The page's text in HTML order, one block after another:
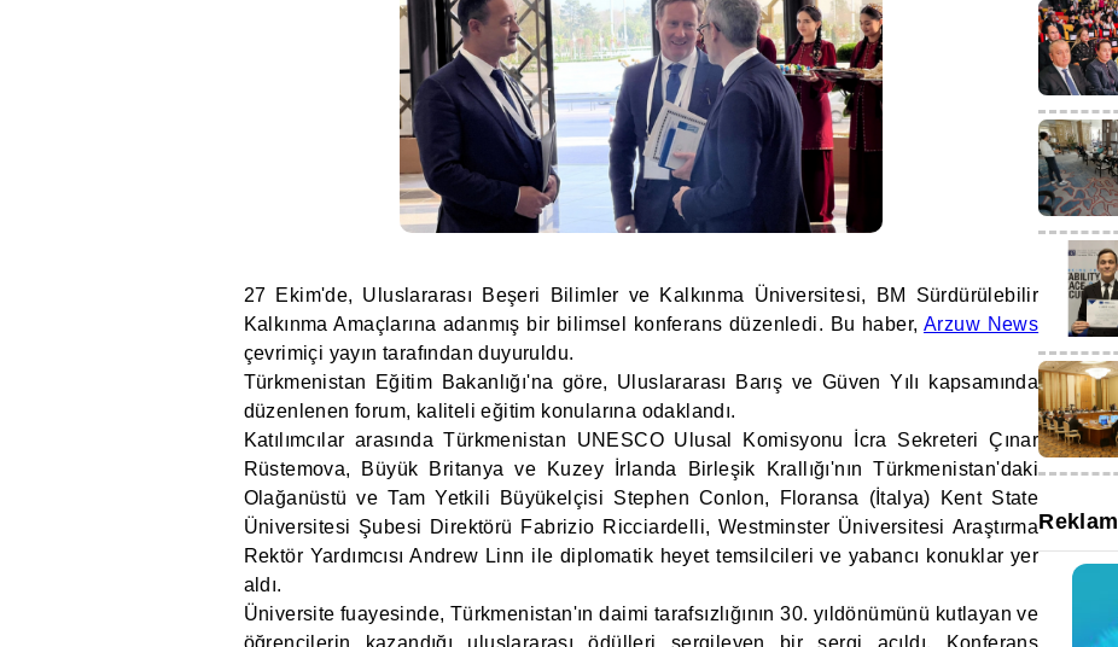
27 Ekim'de, Uluslararası Beşeri Bilimler ve Kalkınma Üniversitesi, BM Sürdürülebilir
Kalkınma Amaçlarına adanmış bir bilimsel konferans düzenledi. Bu haber, Arzuw News
çevrimiçi yayın tarafından duyuruldu.
Türkmenistan Eğitim Bakanlığı'na göre, Uluslararası Barış ve Güven Yılı kapsamında
düzenlenen forum, kaliteli eğitim konularına odaklandı.
Katılımcılar arasında Türkmenistan UNESCO Ulusal Komisyonu İcra Sekreteri Çınar
Rüstemova, Büyük Britanya ve Kuzey İrlanda Birleşik Krallığı'nın Türkmenistan'daki
Olağanüstü ve Tam Yetkili Büyükelçisi Stephen Conlon, Floransa (İtalya) Kent State
Üniversitesi Şubesi Direktörü Fabrizio Ricciardelli, Westminster Üniversitesi Araştırma
Rektör Yardımcısı Andrew Linn ile diplomatik heyet temsilcileri ve yabancı konuklar yer
aldı.
Üniversite fuayesinde, Türkmenistan'ın daimi tarafsızlığının 30. yıldönümünü kutlayan ve
öğrencilerin kazandığı uluslararası ödülleri sergileyen bir sergi açıldı. Konferans
Reklam